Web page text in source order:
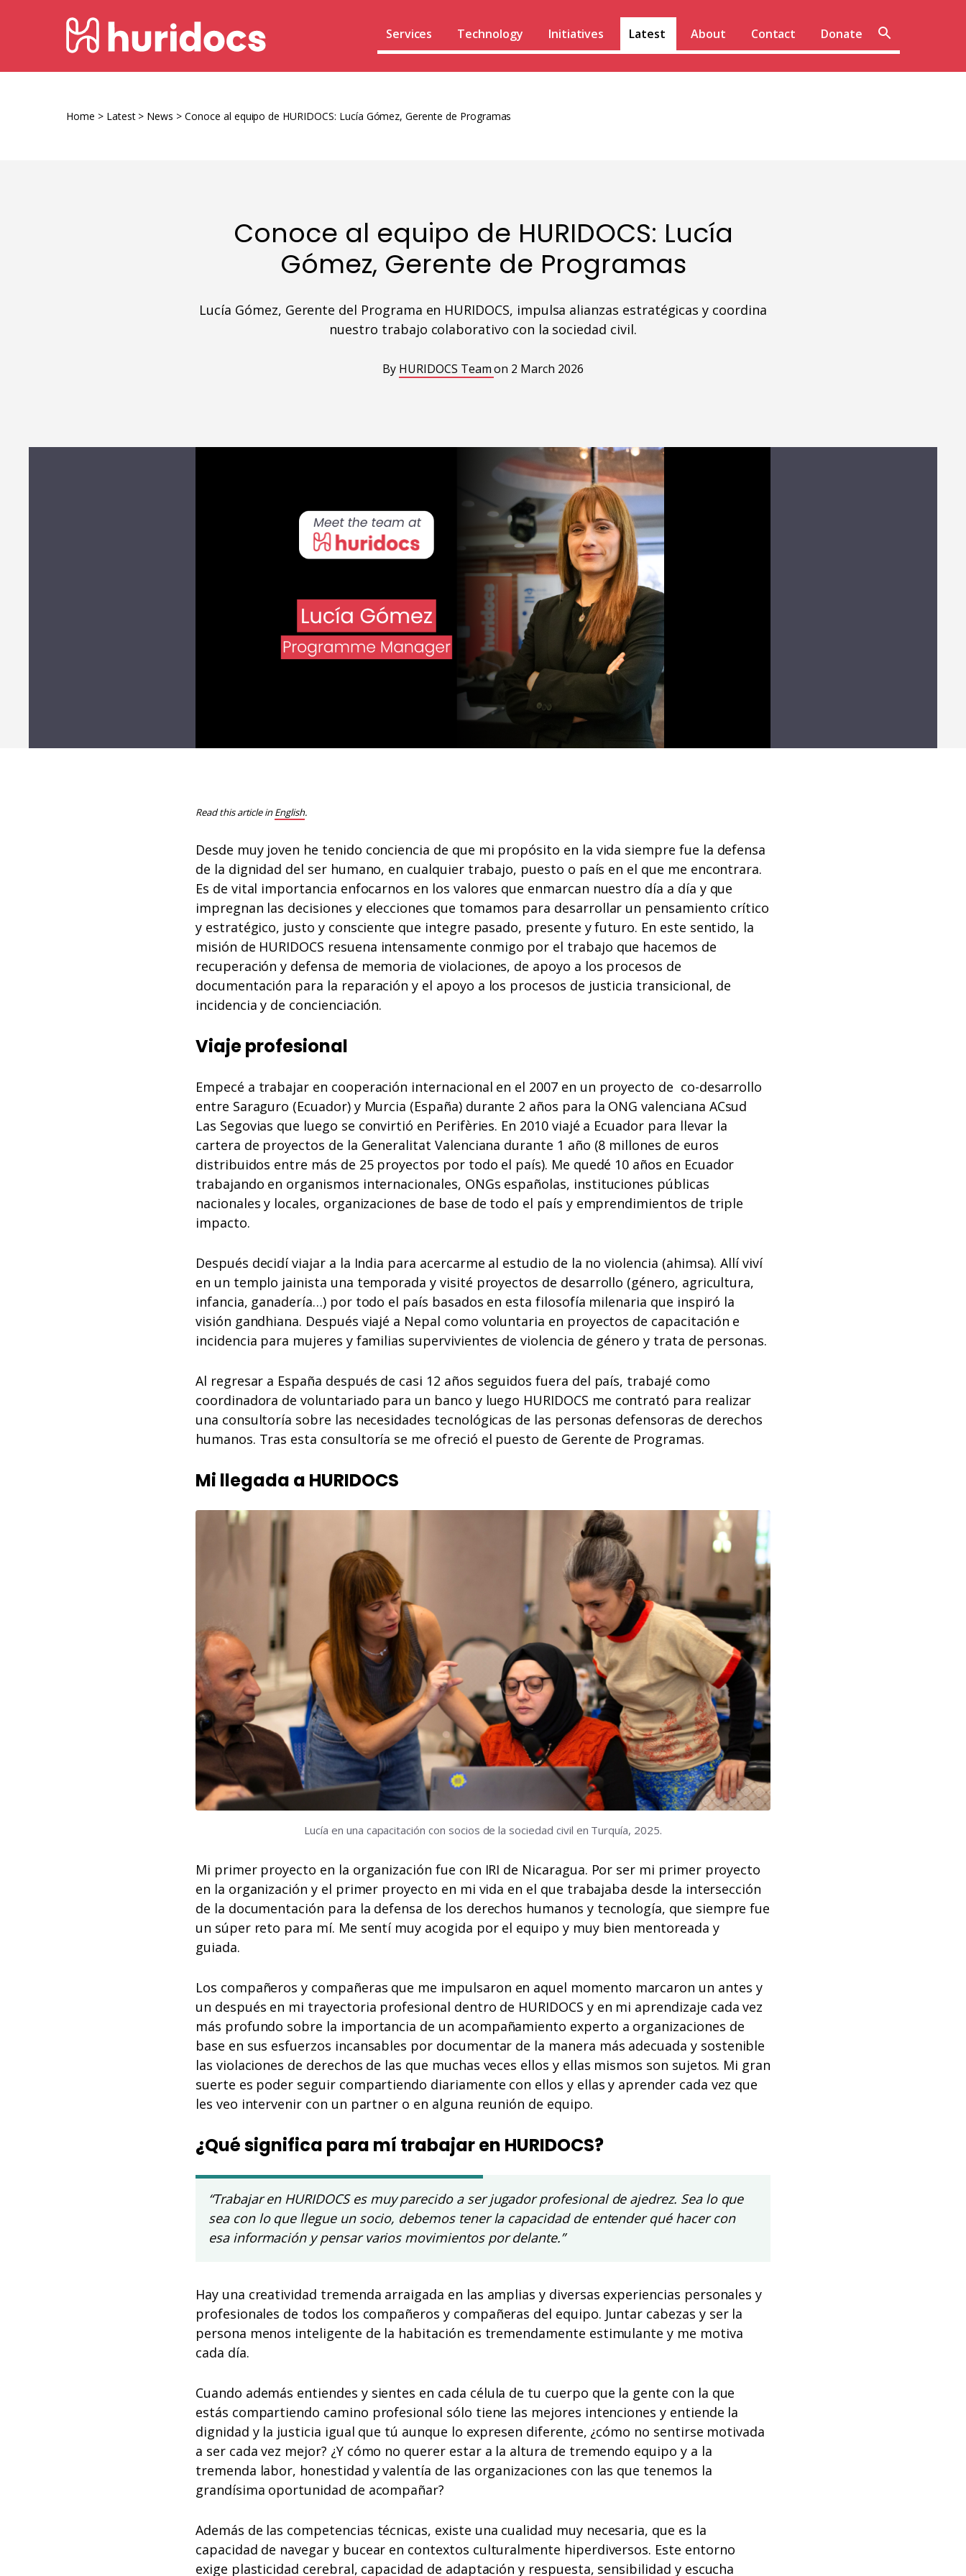
HURIDOCS
Services Technology Initiatives Latest About Contact Donate
Home > Latest> News >Conoce al equipo de HURIDOCS: Lucía Gómez, Gerente de Programas
Conoce al equipo de HURIDOCS: Lucía
Gómez, Gerente de Programas
Lucía Gómez, Gerente del Programa en HURIDOCS, impulsa alianzas estratégicas y coordina
nuestro trabajo colaborativo con la sociedad civil.
By HURIDOCS Teamon 2 March 2026
Read this article inEnglish.
Desde muy joven he tenido conciencia de que mi propósito en la vida siempre fue la defensa
de la dignidad del ser humano, en cualquier trabajo, puesto o país en el que me encontrara.
Es de vital importancia enfocarnos en los valores que enmarcan nuestro día a día y que
impregnan las decisiones y elecciones que tomamos para desarrollar un pensamiento crítico
y estratégico, justo y consciente que integre pasado, presente y futuro. En este sentido, la
misión de HURIDOCS resuena intensamente conmigo por el trabajo que hacemos de
recuperación y defensa de memoria de violaciones, de apoyo a los procesos de
documentación para la reparación y el apoyo a los procesos de justicia transicional, de
incidencia y de concienciación.
Viaje profesional
Empecé a trabajar en cooperación internacional en el 2007 en un proyecto de co-desarrollo
entre Saraguro (Ecuador) y Murcia (España) durante 2 años para la ONG valenciana ACsud
Las Segovias que luego se convirtió en Perifèries. En 2010 viajé a Ecuador para llevar la
cartera de proyectos de la Generalitat Valenciana durante 1 año (8 millones de euros
distribuidos entre más de 25 proyectos por todo el país). Me quedé 10 años en Ecuador
trabajando en organismos internacionales, ONGs españolas, instituciones públicas
nacionales y locales, organizaciones de base de todo el país y emprendimientos de triple
impacto.
Después decidí viajar a la India para acercarme al estudio de la no violencia (ahimsa). Allí viví
en un templo jainista una temporada y visité proyectos de desarrollo (género, agricultura,
infancia, ganadería…) por todo el país basados en esta filosofía milenaria que inspiró la
visión gandhiana. Después viajé a Nepal como voluntaria en proyectos de capacitación e
incidencia para mujeres y familias supervivientes de violencia de género y trata de personas.
Al regresar a España después de casi 12 años seguidos fuera del país, trabajé como
coordinadora de voluntariado para un banco y luego HURIDOCS me contrató para realizar
una consultoría sobre las necesidades tecnológicas de las personas defensoras de derechos
humanos. Tras esta consultoría se me ofreció el puesto de Gerente de Programas.
Mi llegada a HURIDOCS
Lucía en una capacitación con socios de la sociedad civil en Turquía, 2025.
Mi primer proyecto en la organización fue con IRI de Nicaragua. Por ser mi primer proyecto
en la organización y el primer proyecto en mi vida en el que trabajaba desde la intersección
de la documentación para la defensa de los derechos humanos y tecnología, que siempre fue
un súper reto para mí. Me sentí muy acogida por el equipo y muy bien mentoreada y
guiada.
Los compañeros y compañeras que me impulsaron en aquel momento marcaron un antes y
un después en mi trayectoria profesional dentro de HURIDOCS y en mi aprendizaje cada vez
más profundo sobre la importancia de un acompañamiento experto a organizaciones de
base en sus esfuerzos incansables por documentar de la manera más adecuada y sostenible
las violaciones de derechos de las que muchas veces ellos y ellas mismos son sujetos. Mi gran
suerte es poder seguir compartiendo diariamente con ellos y ellas y aprender cada vez que
les veo intervenir con un partner o en alguna reunión de equipo.
¿Qué significa para mí trabajar en HURIDOCS?
“Trabajar en HURIDOCS es muy parecido a ser jugador profesional de ajedrez. Sea lo que
sea con lo que llegue un socio, debemos tener la capacidad de entender qué hacer con
esa información y pensar varios movimientos por delante.”
Hay una creatividad tremenda arraigada en las amplias y diversas experiencias personales y
profesionales de todos los compañeros y compañeras del equipo. Juntar cabezas y ser la
persona menos inteligente de la habitación es tremendamente estimulante y me motiva
cada día.
Cuando además entiendes y sientes en cada célula de tu cuerpo que la gente con la que
estás compartiendo camino profesional sólo tiene las mejores intenciones y entiende la
dignidad y la justicia igual que tú aunque lo expresen diferente, ¿cómo no sentirse motivada
a ser cada vez mejor? ¿Y cómo no querer estar a la altura de tremendo equipo y a la
tremenda labor, honestidad y valentía de las organizaciones con las que tenemos la
grandísima oportunidad de acompañar?
Además de las competencias técnicas, existe una cualidad muy necesaria, que es la
capacidad de navegar y bucear en contextos culturalmente hiperdiversos. Este entorno
exige plasticidad cerebral, capacidad de adaptación y respuesta, sensibilidad y escucha